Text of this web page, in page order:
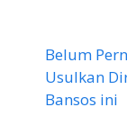
Belum
Usulkan
Bansos ini